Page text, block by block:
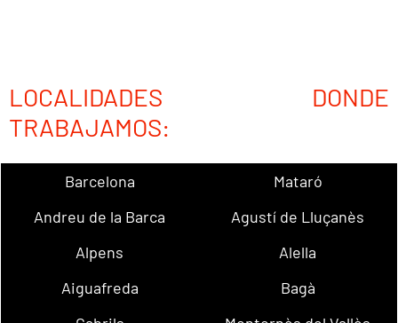
LOCALIDADES DONDE
TRABAJAMOS:
Barcelona
Mataró
Andreu de la Barca
Agustí de Lluçanès
Alpens
Alella
Aiguafreda
Bagà